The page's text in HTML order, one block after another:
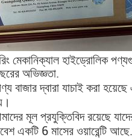
মেকানিক্যাল হাইড্রোলিক
অভিজ্ঞতা.
বাজার দ্বারা যাচাই করা
মূল প্রযুক্তিবিদ রয়েছে
একটি 6 মাসের ওয়ারেন্টি আছে.